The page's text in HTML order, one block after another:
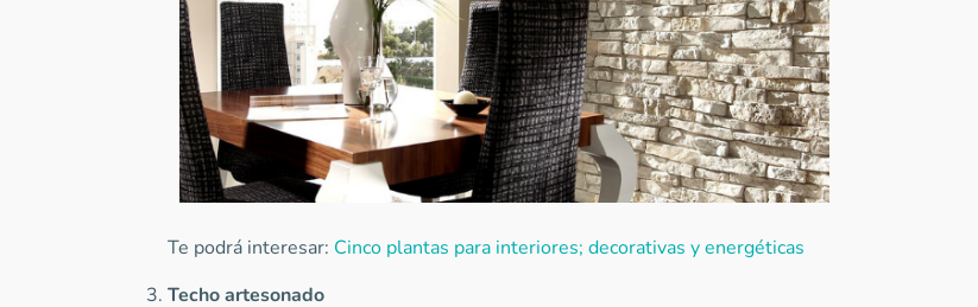
Te podrá interesar: Cinco plantas para interiores; decorativas y energéticas
Techo artesonado